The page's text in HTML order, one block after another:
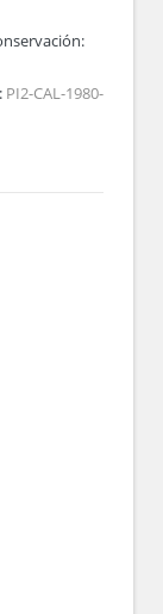
PI2-CAL-1980-